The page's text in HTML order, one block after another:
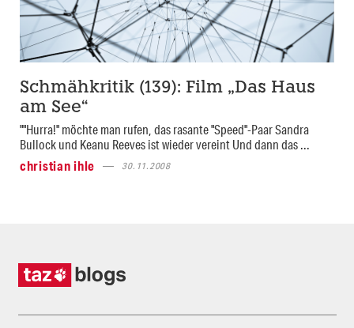
Schmähkritik (139): Film „Das Haus
am See“
""Hurra!" möchte man rufen, das rasante "Speed"-Paar Sandra
Bullock und Keanu Reeves ist wieder vereint Und dann das ...
christian ihle
30.11.2008